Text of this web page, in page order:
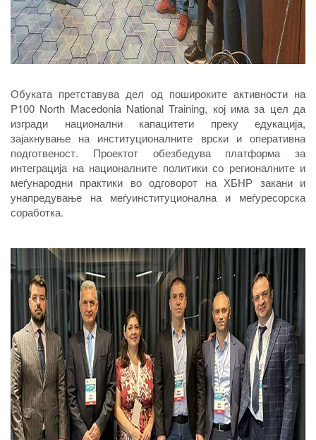
Обуката претставува дел од пошироките активности на
P100 North Macedonia National Training, кој има за цел да
изгради национални капацитети преку едукација,
зајакнување на институционалните врски и оперативна
подготвеност. Проектот обезбедува платформа за
интеграција на националните политики со регионалните и
меѓународни практики во одговорот на ХБНР закани и
унапредување на меѓуинституционална и меѓуресорска
соработка.